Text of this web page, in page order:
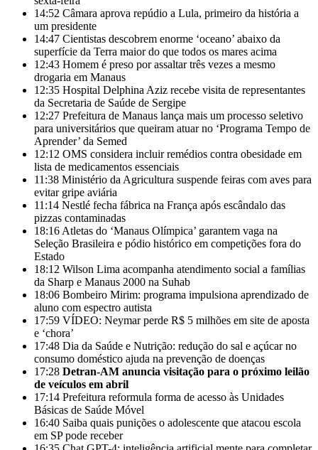
14:52 Câmara aprova repúdio a Lula, primeiro da história a
um presidente
14:47 Cientistas descobrem enorme ‘oceano’ abaixo da
superfície da Terra maior do que todos os mares acima
12:43 Homem é preso por assaltar três vezes a mesmo
drogaria em Manaus
12:35 Hospital Delphina Aziz recebe visita de representantes
da Secretaria de Saúde de Sergipe
12:27 Prefeitura de Manaus lança mais um processo seletivo
para universitários que queiram atuar no ‘Programa Tempo de
Aprender’ da Semed
12:12 OMS considera incluir remédios contra obesidade em
lista de medicamentos essenciais
11:38 Ministério da Agricultura suspende feiras com aves para
evitar gripe aviária
11:14 Nestlé fecha fábrica na França após escândalo das
pizzas contaminadas
18:16 Atletas do ‘Manaus Olímpica’ garantem vaga na
Seleção Brasileira e pódio histórico em competições fora do
Estado
18:12 Wilson Lima acompanha atendimento social a famílias
da Sharp e Manaus 2000 na Suhab
18:06 Bombeiro Mirim: programa impulsiona aprendizado de
aluno com espectro autista
17:59 VÍDEO: Neymar perde R$ 5 milhões em site de aposta
e ‘chora’
17:48 Dia da Saúde e Nutrição: redução do sal e açúcar no
consumo doméstico ajuda na prevenção de doenças
17:28 Detran-AM anuncia visitação para o próximo leilão
de veículos em abril
17:14 Prefeitura reformula forma de acesso às Unidades
Básicas de Saúde Móvel
16:40 Saiba quais punições o adolescente que atacou escola
em SP pode receber